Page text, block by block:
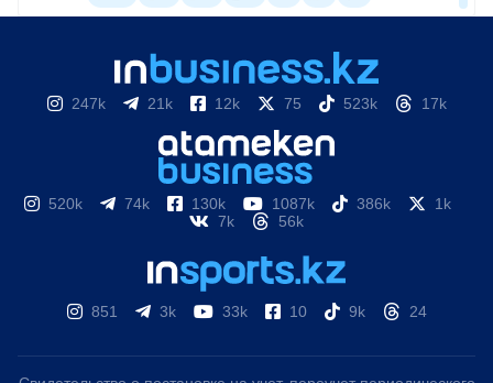
247k 21k 12k 75 523k 17k
520k 74k 130k 1087k 386k
1k
7k
56k
851 3k 33k 10 9k 24